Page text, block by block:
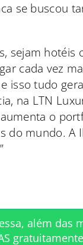
se buscou
sejam hotéis
cada vez
isso tudo
na LTN
o
do mundo. A
além das